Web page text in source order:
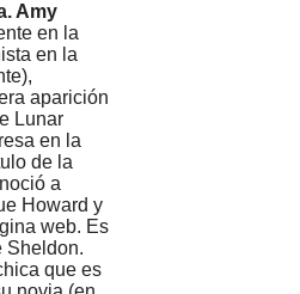
Amy
en la
en la
aparición
Lunar
en la
de la
a
Howard y
web. Es
Sheldon.
que es